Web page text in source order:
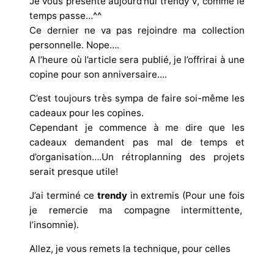
temps passe…^^
Ce dernier ne va pas rejoindre ma collection
personnelle. Nope….
A l’heure où l’article sera publié, je l’offrirai à une
copine pour son anniversaire….
C’est toujours très sympa de faire soi-même les
cadeaux pour les copines.
Cependant je commence à me dire que les
cadeaux demandent pas mal de temps et
d’organisation….Un rétroplanning des projets
serait presque utile!
J’ai terminé ce trendyin extremis (Pour une fois
je remercie ma compagne intermittente,
l’insomnie).
Allez, je vous remets la technique, pour celles